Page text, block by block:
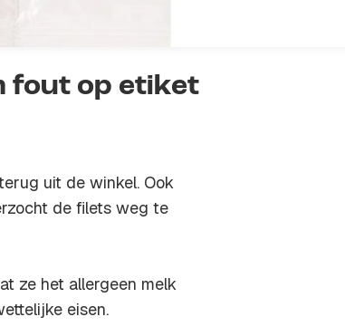
fout op etiket
uit de winkel. Ook
de filets weg te
ze het allergeen melk
eisen.